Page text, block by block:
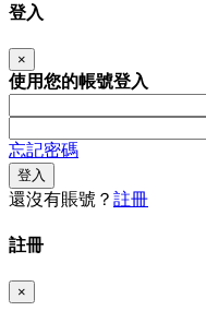
登入
×
使用您的帳號登入
忘記密碼
登入
還沒有賬號？ 註冊
註冊
×